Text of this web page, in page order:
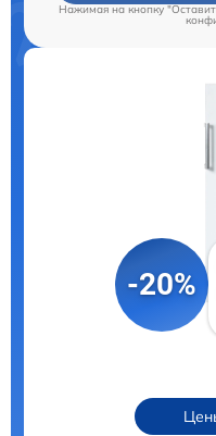
Нажимая на кнопку
-20%